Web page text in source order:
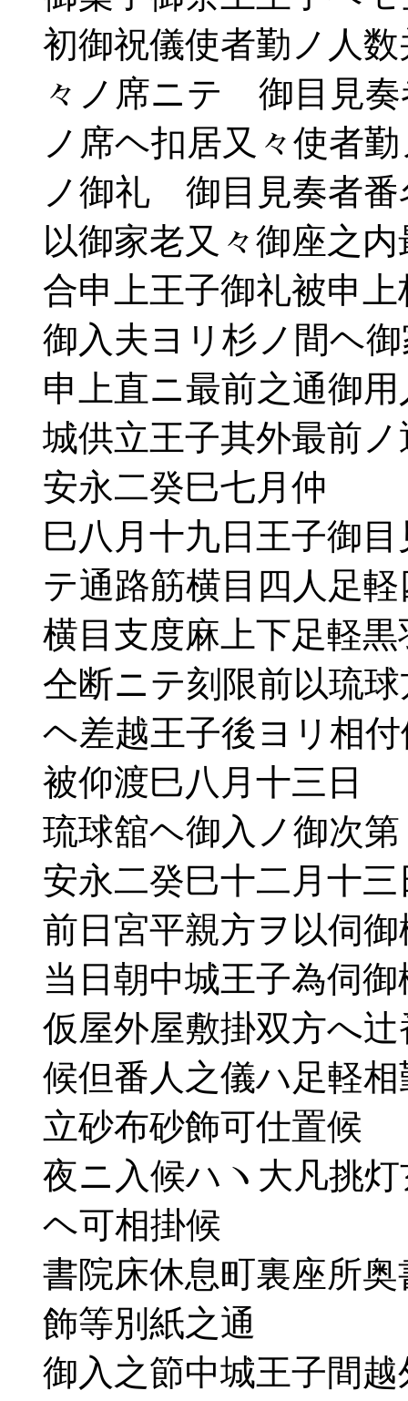
初御祝儀使者勤ノ人数
々ノ席ニテ 御目見奏
ノ席ヘ扣居又々使者勤
ノ御礼 御目見奏者番
以御家老又々御座之内
合申上王子御礼被申上
御入夫ヨリ杉ノ間ヘ御
申上直ニ最前之通御用
城供立王子其外最前ノ
安永二癸巳七月仲
巳八月十九日王子御
テ通路筋横目四人足軽
横目支度麻上下足軽黒
仝断ニテ刻限前以琉球
ヘ差越王子後ヨリ相
被仰渡巳八月十三日
琉球舘ヘ御入ノ御次第
安永二癸巳十二月十三
前日宮平親方ヲ以伺御
当日朝中城王子為伺
仮屋外屋敷掛双方へ辻
候但番人之儀ハ足軽相
立砂布砂飾可仕置候
夜ニ入候ハヽ大凡挑灯
ヘ可相掛候
書院床休息町裏座所奥
飾等別紙之通
御入之節中城王子間越